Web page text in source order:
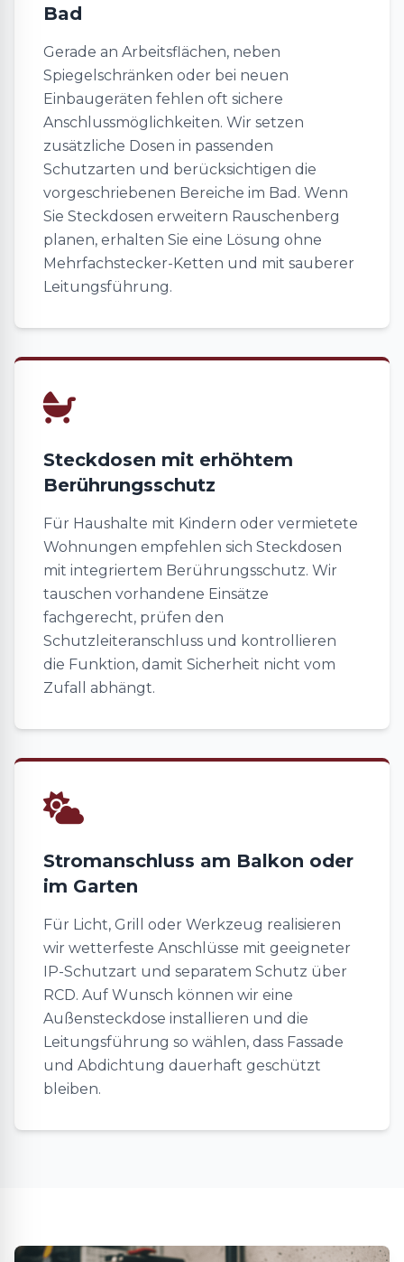
Bad
Gerade an Arbeitsflächen, neben
Spiegelschränken oder bei neuen
Einbaugeräten fehlen oft sichere
Anschlussmöglichkeiten. Wir setzen
zusätzliche Dosen in passenden
Schutzarten und berücksichtigen die
vorgeschriebenen Bereiche im Bad. Wenn
Sie Steckdosen erweitern Rauschenberg
planen, erhalten Sie eine Lösung ohne
Mehrfachstecker-Ketten und mit sauberer
Leitungsführung.
Steckdosen mit erhöhtem
Berührungsschutz
Für Haushalte mit Kindern oder vermietete
Wohnungen empfehlen sich Steckdosen
mit integriertem Berührungsschutz. Wir
tauschen vorhandene Einsätze
fachgerecht, prüfen den
Schutzleiteranschluss und kontrollieren
die Funktion, damit Sicherheit nicht vom
Zufall abhängt.
Stromanschluss am Balkon oder
im Garten
Für Licht, Grill oder Werkzeug realisieren
wir wetterfeste Anschlüsse mit geeigneter
IP-Schutzart und separatem Schutz über
RCD. Auf Wunsch können wir eine
Außensteckdose installieren und die
Leitungsführung so wählen, dass Fassade
und Abdichtung dauerhaft geschützt
bleiben.